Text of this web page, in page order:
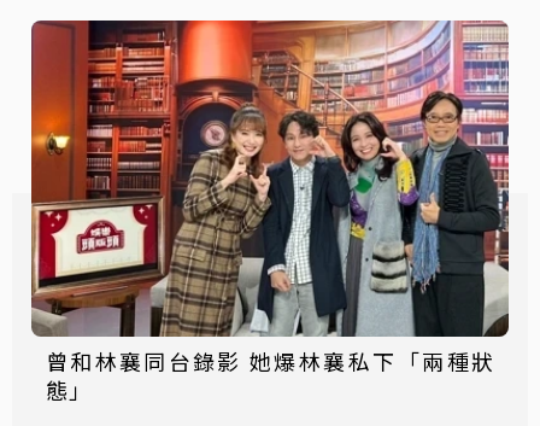
曾和林襄同台錄影 她爆林襄私下「兩種狀
態」